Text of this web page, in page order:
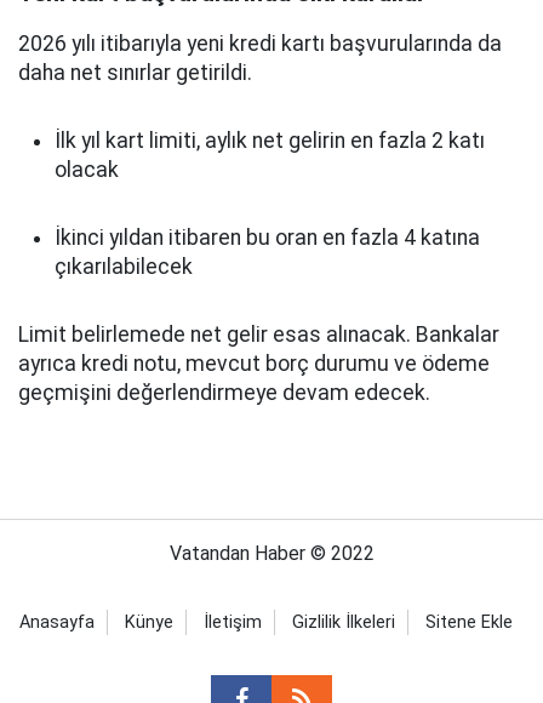
2026 yılı itibarıyla yeni kredi kartı başvurularında da
daha net sınırlar getirildi.
İlk yıl kart limiti, aylık net gelirin en fazla 2 katı
olacak
İkinci yıldan itibaren bu oran en fazla 4 katına
çıkarılabilecek
Limit belirlemede net gelir esas alınacak. Bankalar
ayrıca kredi notu, mevcut borç durumu ve ödeme
geçmişini değerlendirmeye devam edecek.
Vatandan Haber © 2022
Anasayfa Künye İletişim Gizlilik İlkeleri Sitene Ekle